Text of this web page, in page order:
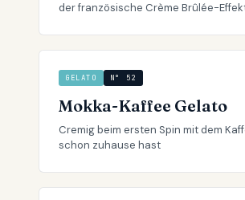
der französische Crème Brûlée-
GELATO N° 52
Mokka-Kaffee Gelato
Cremig beim ersten Spin mit dem
schon zuhause hast